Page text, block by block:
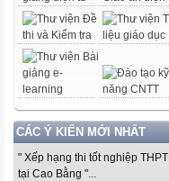
CÁC Ý KIẾN MỚI NHẤT
" Xếp hạng thi tốt nghiệp THPT
tại Cao Bằng "...